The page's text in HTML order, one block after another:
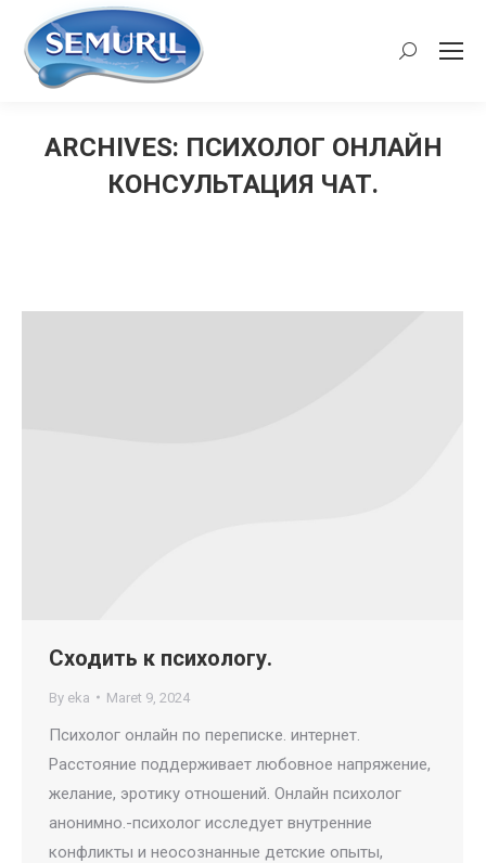
Search:
ARCHIVES: ПСИХОЛОГ ОНЛАЙН
КОНСУЛЬТАЦИЯ ЧАТ.
Сходить к психологу.
By eka Maret 9, 2024
Психолог онлайн по переписке. интернет.
Расстояние поддерживает любовное напряжение,
желание, эротику отношений. Онлайн психолог
анонимно.-психолог исследует внутренние
конфликты и неосознанные детские опыты,